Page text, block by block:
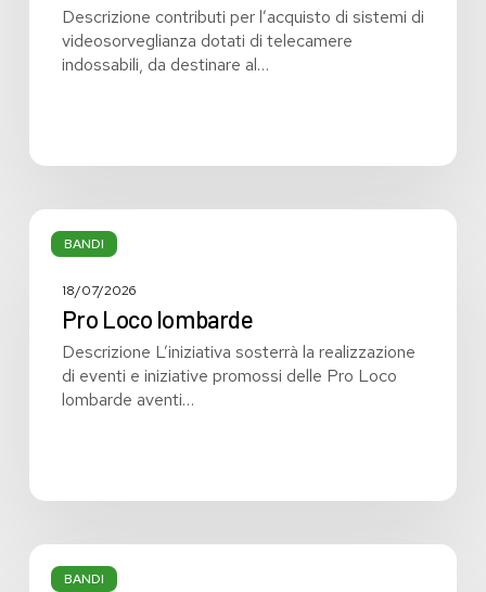
telecamere
indossabili
sanitario
sociosanitario
operante
rischio
aggressione
sanitari
lombardi
Descrizione contributi per l’acquisto di sistemi di
videosorveglianza dotati di telecamere
indossabili, da destinare al…
BANDI
Pro
Loco
18/07/2026
Pro Loco lombarde
Descrizione L’iniziativa sosterrà la realizzazione
di eventi e iniziative promossi delle Pro Loco
lombarde aventi…
BANDI
Fondo
per